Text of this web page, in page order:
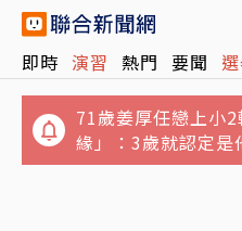
即時 演習 熱門 要聞
71歲姜厚任戀上小
緣」：3歲就認定是